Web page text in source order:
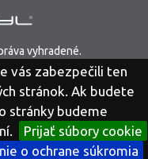
vás zabezpečili ten
stránok. Ak budete
stránky budeme
Prijať súbory cookie
o ochrane súkromia
vyhradené.
osobných údajov